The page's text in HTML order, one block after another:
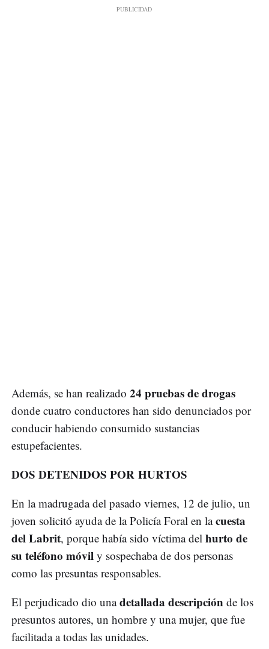
Además, se han realizado 24 pruebas de drogas
donde cuatro conductores han sido denunciados por
conducir habiendo consumido sustancias
estupefacientes.
DOS DETENIDOS POR HURTOS
En la madrugada del pasado viernes, 12 de julio, un
joven solicitó ayuda de la Policía Foral en lacuesta
del Labrit, porque había sido víctima del hurto de
su teléfono móvil y sospechaba de dos personas
como las presuntas responsables.
El perjudicado dio unadetallada descripción de los
presuntos autores, un hombre y una mujer, que fue
facilitada a todas las unidades.